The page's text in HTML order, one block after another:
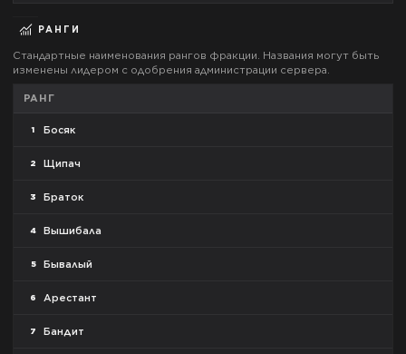
РАНГИ
Стандартные наименования рангов фракции. Названия могут быть
изменены лидером с одобрения администрации сервера.
РАНГ
1 Босяк
2 Щипач
3 Браток
4 Вышибала
5 Бывалый
6 Арестант
7 Бандит